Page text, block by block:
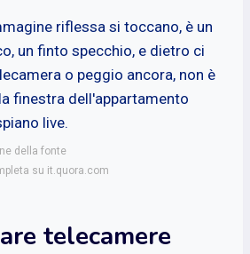
riflessa si toccano, è un
un finto specchio, e dietro ci
o peggio ancora, non è
finestra dell'appartamento
live.
della fonte
su it.quora.com
telecamere